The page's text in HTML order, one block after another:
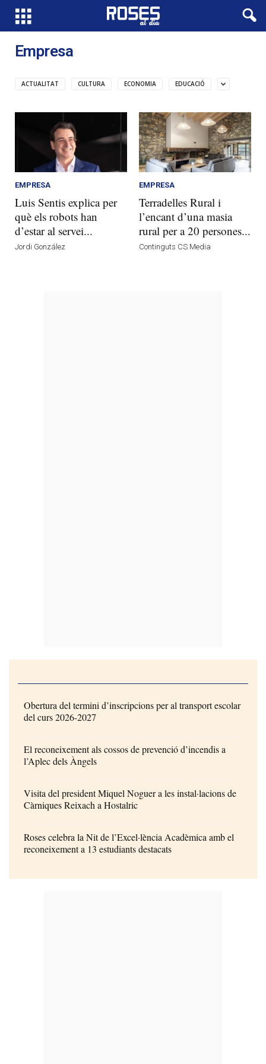
Empresa
ACTUALITAT CULTURA ECONOMIA EDUCACIÓ
EMPRESA
Luis Sentis explica per
què els robots han
d’estar al servei...
Jordi González
EMPRESA
Terradelles Rural i
l’encant d’una masia
rural per a 20 persones...
Continguts CS Media
Obertura del termini d’inscripcions per al transport escolar
del curs 2026-2027
El reconeixement als cossos de prevenció d’incendis a
l’Aplec dels Àngels
Visita del president Miquel Noguer a les instal·lacions de
Càrniques Reixach a Hostalric
Roses celebra la Nit de l’Excel·lència Acadèmica amb el
reconeixement a 13 estudiants destacats